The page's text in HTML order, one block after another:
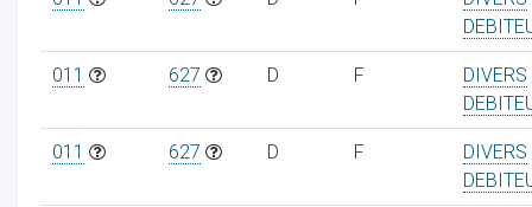
011 627 D F
DIVERS
011 627 D F
DIVERS